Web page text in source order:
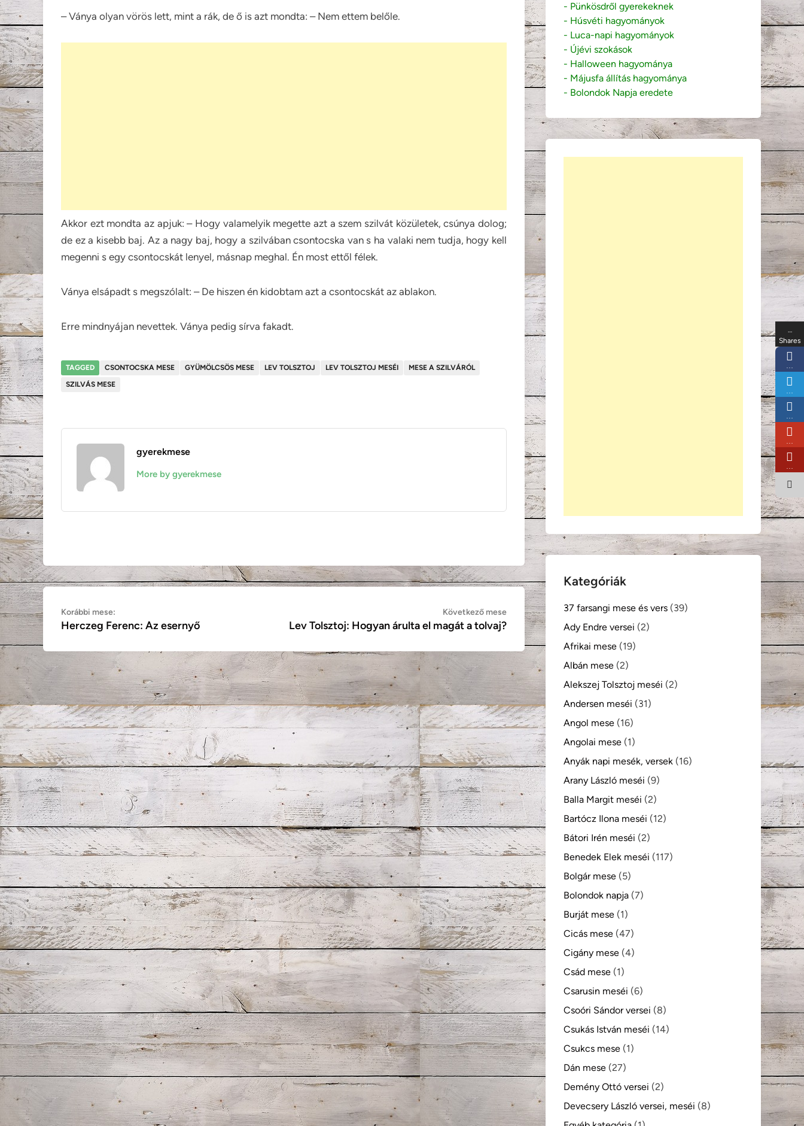
– Ványa olyan vörös lett, mint a rák, de ő is azt mondta: – Nem ettem belőle.
Akkor ezt mondta az apjuk: – Hogy valamelyik megette azt a szem szilvát közületek, csúnya dolog;
de ez a kisebb baj. Az a nagy baj, hogy a szilvában csontocska van s ha valaki nem tudja, hogy kell
megenni s egy csontocskát lenyel, másnap meghal. Én most ettől félek.
Ványa elsápadt s megszólalt: – De hiszen én kidobtam azt a csontocskát az ablakon.
Erre mindnyájan nevettek. Ványa pedig sírva fakadt.
TAGGED CSONTOCSKA MESE GYÜMÖLCSÖS MESE LEV TOLSZTOJ LEV TOLSZTOJ MESÉI
MESE A SZILVÁRÓL
SZILVÁS MESE
gyerekmese
More by gyerekmese
Bejegyzés
navigáció
Korábbi mese:
mese:
Herczeg Ferenc: Az esernyő
Következő meseKövetkező
mese:
Lev Tolsztoj: Hogyan árulta el magát a tolvaj?
- Pünkösdről gyerekeknek
- Húsvéti hagyományok
- Luca-napi hagyományok
- Újévi szokások
- Halloween hagyománya
- Májusfa állítás hagyománya
- Bolondok Napja eredete
Kategóriák
37 farsangi mese és vers (39)
Ady Endre versei (2)
Afrikai mese (19)
Albán mese (2)
Alekszej Tolsztoj meséi (2)
Andersen meséi (31)
Angol mese (16)
Angolai mese (1)
Anyák napi mesék, versek (16)
Arany László meséi (9)
Balla Margit meséi (2)
Bartócz Ilona meséi (12)
Bátori Irén meséi (2)
Benedek Elek meséi (117)
Bolgár mese (5)
Bolondok napja (7)
Burját mese (1)
Cicás mese (47)
Cigány mese (4)
Csád mese (1)
Csarusin meséi (6)
Csoóri Sándor versei (8)
Csukás István meséi (14)
Csukcs mese (1)
Dán mese (27)
Demény Ottó versei (2)
Devecsery László versei, meséi (8)
…
Shares
…
…
…
…
…